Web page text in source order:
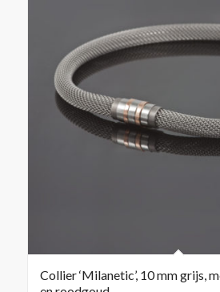
Collier ‘Milanetic’, 10 mm grijs,